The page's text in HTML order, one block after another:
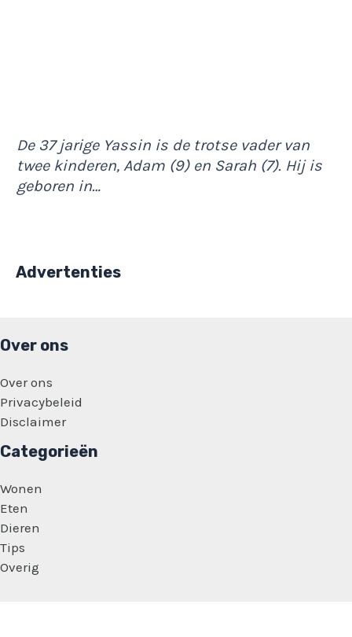
De 37 jarige Yassin is de trotse vader van
twee kinderen, Adam (9) en Sarah (7). Hij is
geboren in…
Advertenties
Over ons
Over ons
Privacybeleid
Disclaimer
Categorieën
Wonen
Eten
Dieren
Tips
Overig